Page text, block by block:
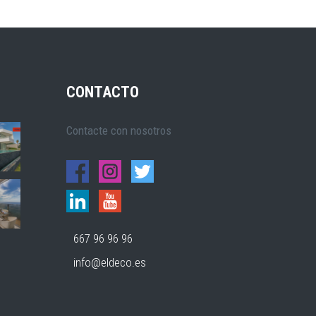
CONTACTO
Contacte con nosotros
667 96 96 96
info@eldeco.es